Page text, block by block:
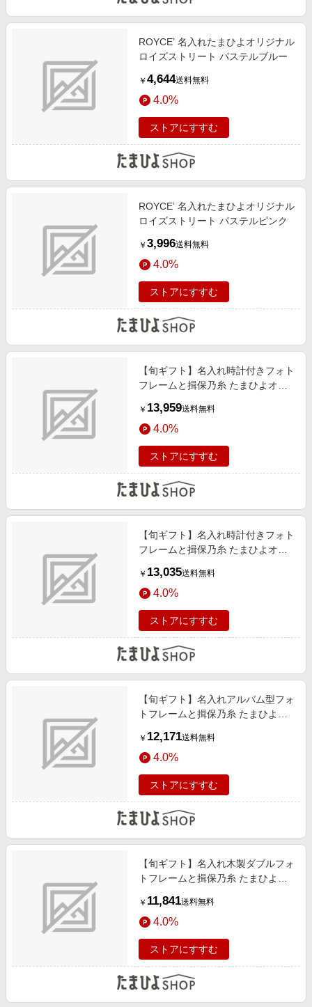
ROYCE’ 名入れたまひよオリジナル
ロイズストリート パステルブルー
￥ 4,644送料無料
4.0%
ストアにすすむ
ROYCE’ 名入れたまひよオリジナル
ロイズストリート パステルピンク
￥ 3,996送料無料
4.0%
ストアにすすむ
【旬ギフト】名入れ時計付きフォト
フレームと揖保乃糸 たまひよオリ
￥ 13,959送料無料
4.0%
ストアにすすむ
【旬ギフト】名入れ時計付きフォト
フレームと揖保乃糸 たまひよオリ
￥ 13,035送料無料
4.0%
ストアにすすむ
【旬ギフト】名入れアルバム型フォ
トフレームと揖保乃糸 たまひよオ
￥ 12,171送料無料
4.0%
ストアにすすむ
【旬ギフト】名入れ木製ダブルフォ
トフレームと揖保乃糸 たまひよオ
￥ 11,841送料無料
4.0%
ストアにすすむ